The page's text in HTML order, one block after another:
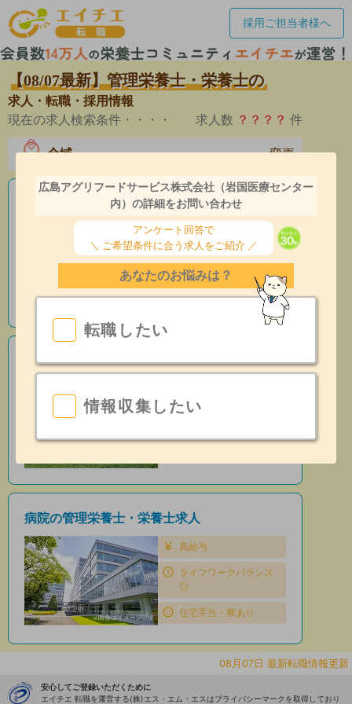
採用ご担当者様へ
【08/07最新】管理栄養士・栄養士の
求人・転職・採用情報
現在の求人検索条件・・・・
求人数 ？？？？ 件
全域 変更
老人ホームの栄養士求人
産休育休制度有
昇給あり
指導環境充実
保育園の管理栄養士・栄養士求人
昇給あり
日勤のみ
病院の管理栄養士・栄養士求人
高給与
ライフワークバランス
◎
住宅手当・寮あり
広島アグリフードサービス株式会社（岩国医療センター
内）の詳細をお問い合わせ
アンケート回答で
＼ ご希望条件に合う求人をご紹介 ／
あなたのお悩みは？
転職したい
情報収集したい
08月07日 最新転職情報更新
安心してご登録いただくために
エイチエ 転職を運営する(株)エス・エム・エスはプライバシーマークを取得しており